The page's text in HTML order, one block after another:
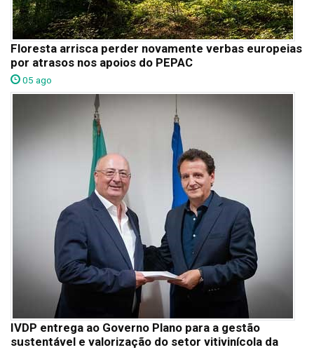
Floresta arrisca perder novamente verbas europeias
por atrasos nos apoios do PEPAC
05 ago
IVDP entrega ao Governo Plano para a gestão
sustentável e valorização do setor vitivinícola da